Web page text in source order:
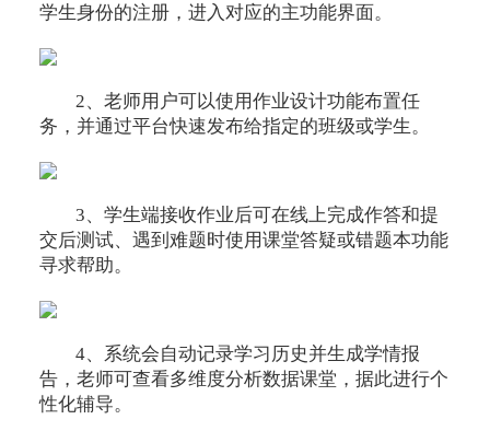
学生身份的注册，进入对应的主功能界面。
2、老师用户可以使用作业设计功能布置任
务，并通过平台快速发布给指定的班级或学生。
3、学生端接收作业后可在线上完成作答和提
交后测试、遇到难题时使用课堂答疑或错题本功能
寻求帮助。
4、系统会自动记录学习历史并生成学情报
告，老师可查看多维度分析数据课堂，据此进行个
性化辅导。